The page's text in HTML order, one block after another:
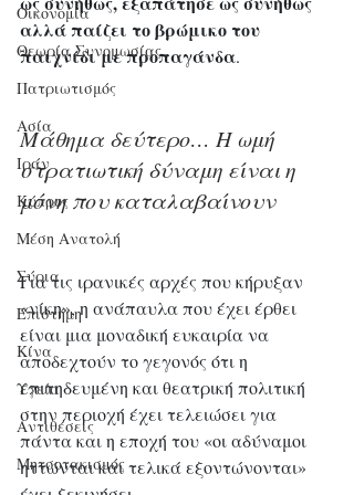
Οικονομία
Θεωρία Συνομωσίας
Πατριωτισμός
Ασία
Ιράν
Κύπρος
Μέση Ανατολή
Σύρια
Επιστήμη
Kίνα
Υγεία
Aντιθέσεις
Μητσοτακισμός
αλλά παίζει το βρώμικο του
παιχνίδι με προπαγάνδα.
Μάθημα δεύτερο… Η ωμή
στρατιωτική δύναμη είναι η
μόνη που καταλαβαίνουν
Για τις ιρανικές αρχές που κήρυξαν
«νίκη», η ανάπαυλα που έχει έρθει
είναι μια μοναδική ευκαιρία να
αποδεχτούν το γεγονός ότι η
επιτηδευμένη και θεατρική πολιτική
στην περιοχή έχει τελειώσει για
πάντα και η εποχή του «οι αδύναμοι
ηττώνται και τελικά εξοντώνονται»